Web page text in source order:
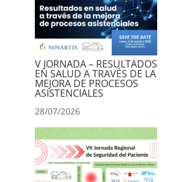
V JORNADA – RESULTADOS
EN SALUD A TRAVÉS DE LA
MEJORA DE PROCESOS
ASISTENCIALES
28/07/2026